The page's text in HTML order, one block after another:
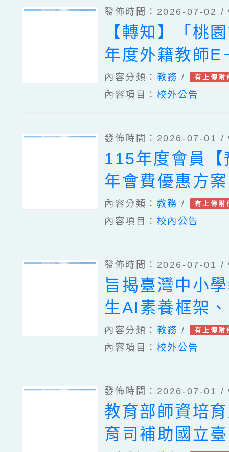
發佈時間：2026-07-02 /
【轉知】「桃
年度外籍教師
會客室國小
（教職員版）
內容分類： 教務 / 有上傳附
內容項目： 校外公告
發佈時間：2026-07-01 /
115年度會員
年會費優惠方
中斷會員入會
明
內容分類： 教務 / 有上傳附
內容項目： 校內公告
發佈時間：2026-07-01 /
旨揭臺灣中小
生AI素養框架
師AI工作坊】
基金會 × 親子
送「2026自主
賦能教與學研
資訊（如附件
內容分類： 教務 / 有上傳附
內容項目： 校外公告
發佈時間：2026-07-01 /
教育部師資培
育司補助國立